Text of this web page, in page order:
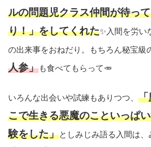
ルの問題児クラス仲間が待っ
り！」をしてくれた✨入間を労い
の出来事をおねだり。もちろん秘宝級
人参」も食べてもらって🥕
いろんな出会いや試練もありつつ、 「
こで生きる悪魔のこといっぱ
験をした」としみじみ語る入間は、